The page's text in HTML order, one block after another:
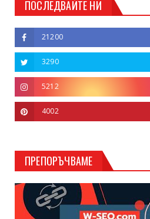
ПОСЛЕДВАЙТЕ НИ
21200
3290
5212
4002
ПРЕПОРЪЧВАМЕ